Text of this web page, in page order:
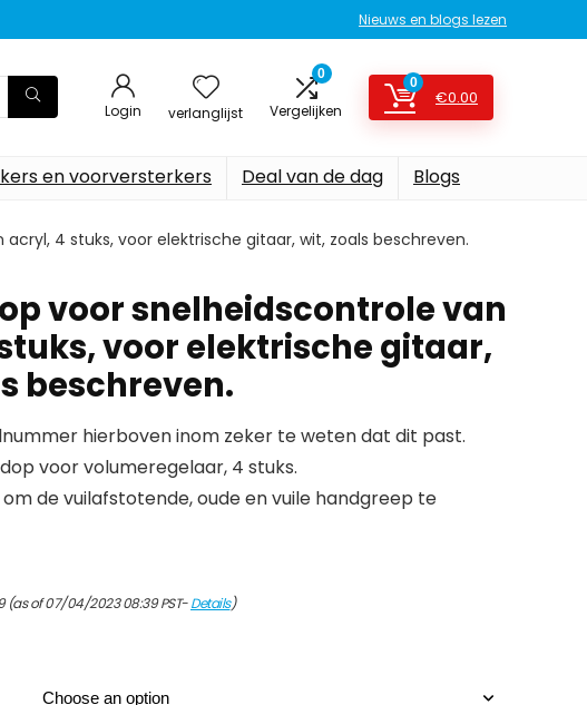
Nieuws en blogs lezen
Login verlanglijst
0
Vergelijken
0
€0.00
en voorversterkers Deal van de dag Blogs
4 stuks, voor elektrische gitaar, wit, zoals beschreven.
voor snelheidscontrole van
voor elektrische gitaar,
beschreven.
hierboven inom zeker te weten dat dit past.
voor volumeregelaar, 4 stuks.
de vuilafstotende, oude en vuile handgreep te
(as of 07/04/2023 08:39 PST-Details)